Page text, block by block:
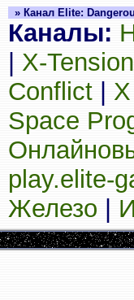
» Канал Elite:
Каналы:
X-
Conflict
Space
play.elite-
Железо